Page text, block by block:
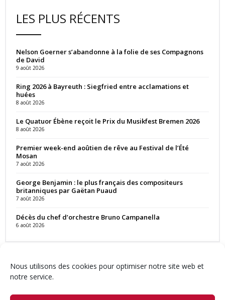
Nous utilisons des cookies pour optimiser notre site web et
notre service.
LES PLUS RÉCENTS
Nelson Goerner s’abandonne à la folie de ses Compagnons
de David
9 août 2026
Ring 2026 à Bayreuth : Siegfried entre acclamations et
huées
8 août 2026
Le Quatuor Ébène reçoit le Prix du Musikfest Bremen 2026
8 août 2026
Premier week-end aoûtien de rêve au Festival de l’Été
Mosan
7 août 2026
George Benjamin : le plus français des compositeurs
britanniques par Gaëtan Puaud
7 août 2026
Décès du chef d’orchestre Bruno Campanella
6 août 2026